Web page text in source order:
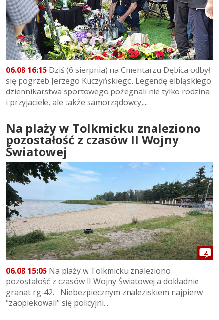
06.08 16:15 Dziś (6 sierpnia) na Cmentarzu Dębica odbył
się pogrzeb Jerzego Kuczyńskiego. Legendę elbląskiego
dziennikarstwa sportowego pożegnali nie tylko rodzina
i przyjaciele, ale także samorządowcy,...
Na plaży w Tolkmicku znaleziono
pozostałość z czasów II Wojny
Światowej
2
06.08 15:05 Na plaży w Tolkmicku znaleziono
pozostałość z czasów II Wojny Światowej a dokładnie
granat rg-42. Niebezpiecznym znaleziskiem najpierw
"zaopiekowali" się policyjni...